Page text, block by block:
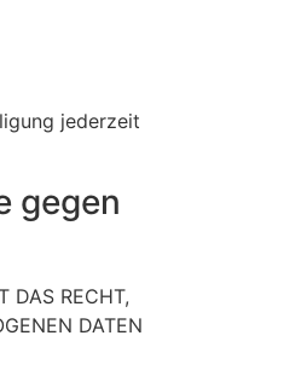
jederzeit
gegen
DAS RECHT,
DATEN